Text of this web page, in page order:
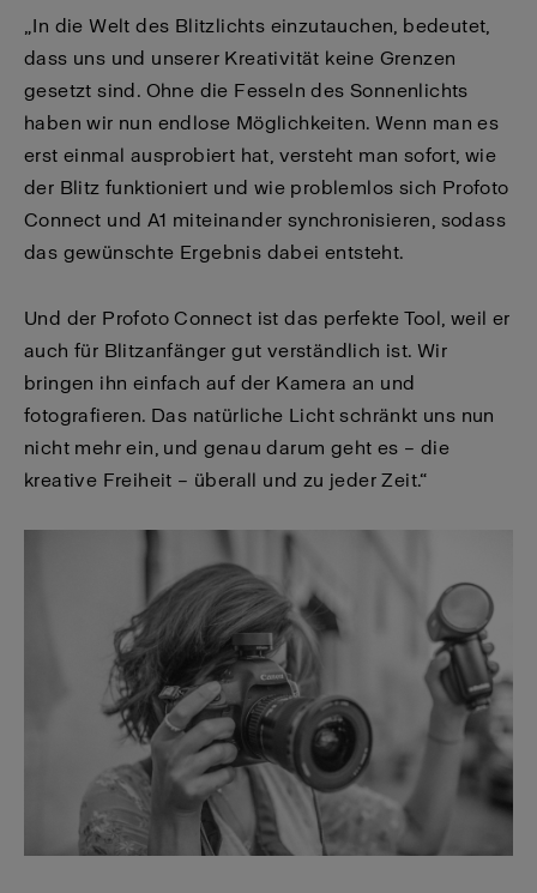
„In die Welt des Blitzlichts einzutauchen, bedeutet,
dass uns und unserer Kreativität keine Grenzen
gesetzt sind. Ohne die Fesseln des Sonnenlichts
haben wir nun endlose Möglichkeiten. Wenn man es
erst einmal ausprobiert hat, versteht man sofort, wie
der Blitz funktioniert und wie problemlos sich Profoto
Connect und A1 miteinander synchronisieren, sodass
das gewünschte Ergebnis dabei entsteht.
Und der Profoto Connect ist das perfekte Tool, weil er
auch für Blitzanfänger gut verständlich ist. Wir
bringen ihn einfach auf der Kamera an und
fotografieren. Das natürliche Licht schränkt uns nun
nicht mehr ein, und genau darum geht es – die
kreative Freiheit – überall und zu jeder Zeit.“